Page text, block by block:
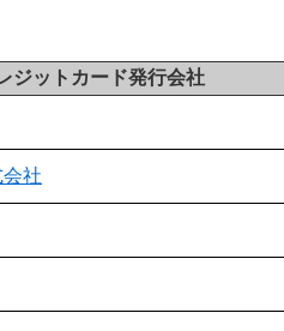
ジットカード発行会社
社